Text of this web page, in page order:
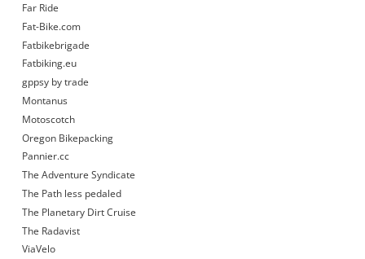
Far Ride
Fat-Bike.com
Fatbikebrigade
Fatbiking.eu
gppsy by trade
Montanus
Motoscotch
Oregon Bikepacking
Pannier.cc
The Adventure Syndicate
The Path less pedaled
The Planetary Dirt Cruise
The Radavist
ViaVelo